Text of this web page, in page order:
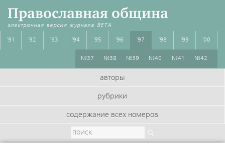
Православная община
электронная версия журнала BETA
'91 '92 '93 '94 '95 '96 '97
№37 №38 №39 №40 №41 №42
'98 '99 '00
авторы
рубрики
содержание всех номеров